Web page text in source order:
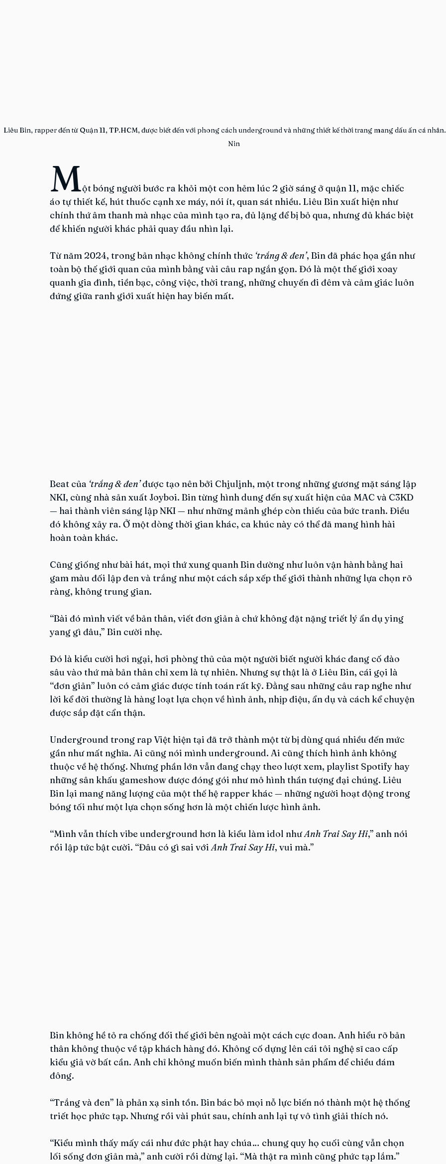
Liêu Bin, rapper đến từ Quận 11, TP.HCM, được biết đến với phong cách underground và những thiết kế thời trang mang dấu ấn cá
Nin
Một bóng người bước ra khỏi một con hẻm lúc 2 giờ sáng ở quận 11, mặc chiếc
áo tự thiết kế, hút thuốc cạnh xe máy, nói ít, quan sát nhiều. Liêu Bin xuất hiện như
chính thứ âm thanh mà nhạc của mình tạo ra, đủ lặng để bị bỏ qua, nhưng đủ khác biệt
để khiến người khác phải quay đầu nhìn lại.
Từ năm 2024, trong bản nhạc không chính thức ‘trắng & đen’, Bin đã phác họa gần như
toàn bộ thế giới quan của mình bằng vài câu rap ngắn gọn. Đó là một thế giới xoay
quanh gia đình, tiền bạc, công việc, thời trang, những chuyến đi đêm và cảm giác luôn
đứng giữa ranh giới xuất hiện hay biến mất.
Beat của ‘trắng & đen’ được tạo nên bởi Chjuljnh, một trong những gương mặt sáng lập
NKI, cùng nhà sản xuất Joyboi. Bin từng hình dung đến sự xuất hiện của MAC và C3KD
— hai thành viên sáng lập NKI — như những mảnh ghép còn thiếu của bức tranh. Điều
đó không xảy ra. Ở một dòng thời gian khác, ca khúc này có thể đã mang hình hài
hoàn toàn khác.
Cũng giống như bài hát, mọi thứ xung quanh Bin dường như luôn vận hành bằng hai
gam màu đối lập đen và trắng như một cách sắp xếp thế giới thành những lựa chọn rõ
ràng, không trung gian.
“Bài đó mình viết về bản thân, viết đơn giản à chứ không đặt nặng triết lý ẩn dụ ying
yang gì đâu,” Bin cười nhẹ.
Đó là kiểu cười hơi ngại, hơi phòng thủ của một người biết người khác đang cố đào
sâu vào thứ mà bản thân chỉ xem là tự nhiên. Nhưng sự thật là ở Liêu Bin, cái gọi là
“đơn giản” luôn có cảm giác được tính toán rất kỹ. Đằng sau những câu rap nghe như
lời kể đời thường là hàng loạt lựa chọn về hình ảnh, nhịp điệu, ẩn dụ và cách kể chuyện
được sắp đặt cẩn thận.
Underground trong rap Việt hiện tại đã trở thành một từ bị dùng quá nhiều đến mức
gần như mất nghĩa. Ai cũng nói mình underground. Ai cũng thích hình ảnh không
thuộc về hệ thống. Nhưng phần lớn vẫn đang chạy theo lượt xem, playlist Spotify hay
những sân khấu gameshow được đóng gói như mô hình thần tượng đại chúng. Liêu
Bin lại mang năng lượng của một thế hệ rapper khác — những người hoạt động trong
bóng tối như một lựa chọn sống hơn là một chiến lược hình ảnh.
“Mình vẫn thích vibe underground hơn là kiểu làm idol như Anh Trai Say Hi,” anh nói
rồi lập tức bật cười. “Đâu có gì sai với Anh Trai Say Hi, vui mà.”
Bin không hề tỏ ra chống đối thế giới bên ngoài một cách cực đoan. Anh hiểu rõ bản
thân không thuộc về tập khách hàng đó. Không cố dựng lên cái tôi nghệ sĩ cao cấp
kiểu giả vờ bất cần. Anh chỉ không muốn biến mình thành sản phẩm để chiều đám
đông.
“Trắng và đen” là phản xạ sinh tồn. Bin bác bỏ mọi nỗ lực biến nó thành một hệ thống
triết học phức tạp. Nhưng rồi vài phút sau, chính anh lại tự vô tình giải thích nó.
“Kiểu mình thấy mấy cái như đức phật hay chúa… chung quy họ cuối cùng vẫn chọn
lối sống đơn giản mà,” anh cười rồi dừng lại. “Mà thật ra mình cũng phức tạp lắm.”